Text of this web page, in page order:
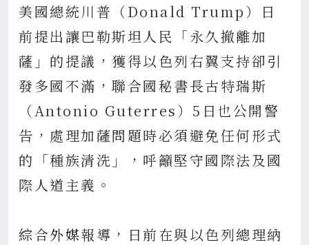
美國總統川普（Donald Trump）日
前提出讓巴勒斯坦人民「永久撤離加
薩」的提議，獲得以色列右翼支持卻引
發多國不滿，聯合國秘書長古特瑞斯
（Antonio Guterres）5日也公開警
告，處理加薩問題時必須避免任何形式
的「種族清洗」，呼籲堅守國際法及國
際人道主義。
綜合外媒報導，日前在與以色列總理納